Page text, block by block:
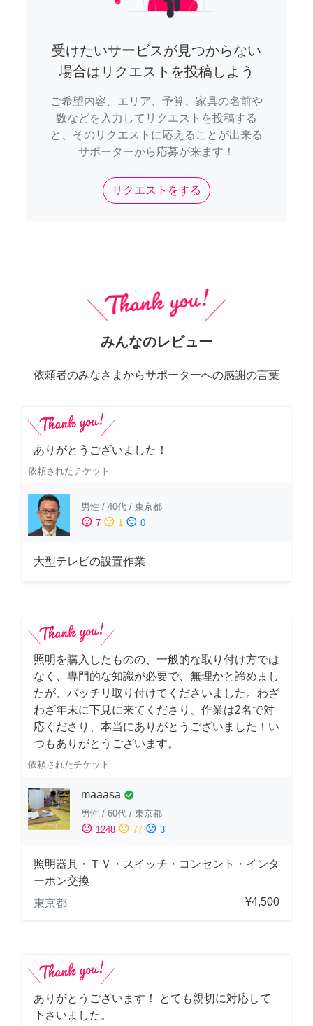
受けたいサービスが見つからない
場合はリクエストを投稿しよう
ご希望内容、エリア、予算、家具の名前や
数などを入力してリクエストを投稿する
と、そのリクエストに応えることが出来る
サポーターから応募が来ます！
リクエストをする
みんなのレビュー
依頼者のみなさまからサポーターへの感謝の言葉
ありがとうございました！
依頼されたチケット
男性 / 40代 / 東京都
sentiment_satisfied 7 sentiment_neutral 1 sentiment_dissatisfied 0
大型テレビの設置作業
照明を購入したものの、一般的な取り付け方では
なく、専門的な知識が必要で、無理かと諦めまし
たが、バッチリ取り付けてくださいました。わざ
わざ年末に下見に来てくださり、作業は2名で対
応くださり、本当にありがとうございました！い
つもありがとうございます。
依頼されたチケット
maaasa check_circle
男性 / 60代 / 東京都
sentiment_satisfied 1248 sentiment_neutral 77 sentiment_dissatisfied 3
照明器具・ＴＶ・スイッチ・コンセント・インタ
ーホン交換
東京都
¥4,500
ありがとうございます！ とても親切に対応して
下さいました。